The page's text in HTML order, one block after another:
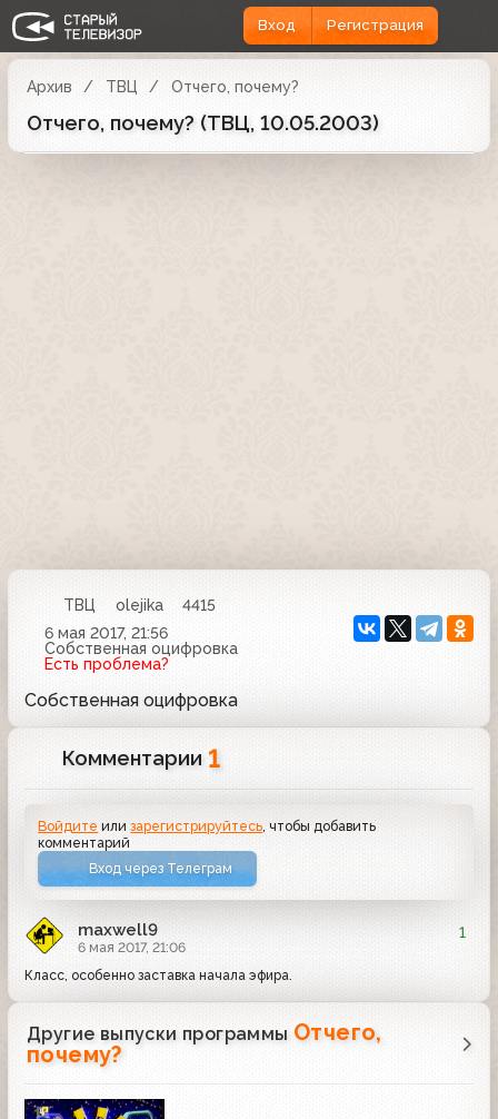
Вход Регистрация
Архив ТВЦ Отчего, почему?
Отчего, почему? (ТВЦ, 10.05.2003)
ТВЦ olejika
4415
6 мая 2017, 21:56
Собственная оцифровка
Есть проблема?
Собственная оцифровка
Комментарии 1
Войдите илизарегистрируйтесь , чтобы добавить
комментарий
Вход через Телеграм
maxwell9
6 мая 2017, 21:06
1
Класс, особенно заставка начала эфира.
Другие выпуски программы Отчего,
почему?